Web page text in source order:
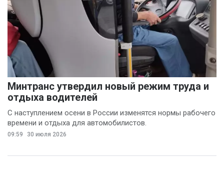
Минтранс утвердил новый режим труда и
отдыха водителей
С наступлением осени в России изменятся нормы рабочего
времени и отдыха для автомобилистов.
09:59 30 июля 2026